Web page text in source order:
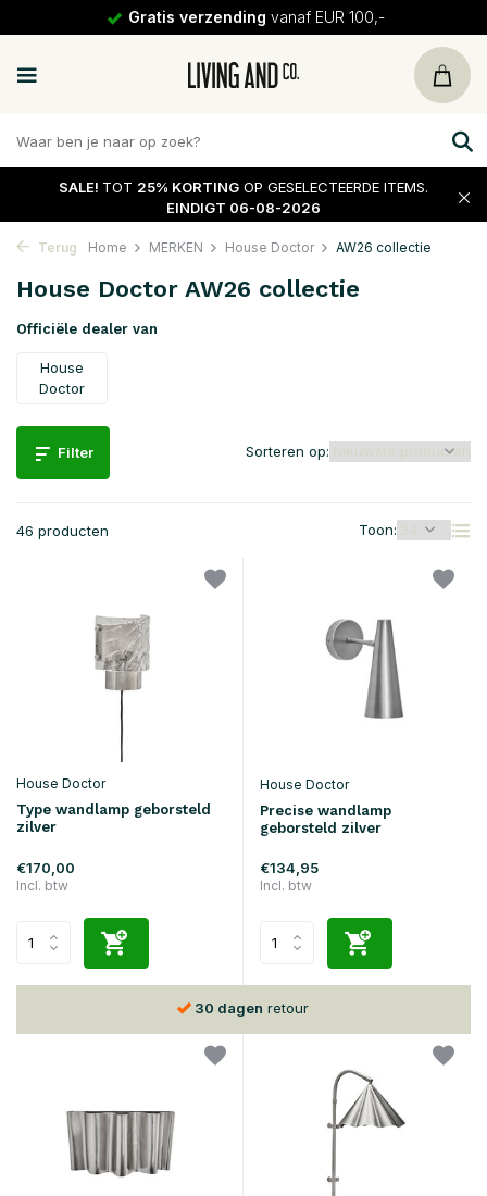
30 dagen retour
SALE! TOT 25% KORTING OP GESELECTEERDE ITEMS.
EINDIGT 06-08-2026
Terug Home MERKEN House Doctor AW26 collectie
House Doctor AW26 collectie
Officiële dealer van
House
Doctor
Filter
46 producten Toon:
Sorteren op:
House Doctor
Type wandlamp geborsteld
zilver
€170,00
Incl. btw
House Doctor
Precise wandlamp
geborsteld zilver
€134,95
Incl. btw
30 dagen retour